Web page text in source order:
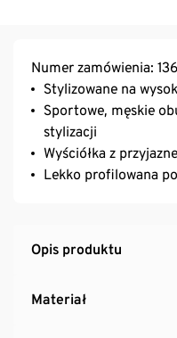
Numer zamówienia:
Stylizowane na
Sportowe, męskie
stylizacji
Wyściółka z
Lekko profilowana
Opis produktu
Materiał